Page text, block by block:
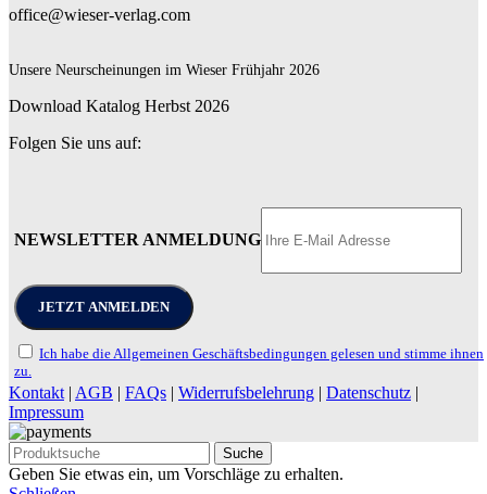
office@wieser-verlag.com
Unsere Neurscheinungen im Wieser Frühjahr 2026
Download Katalog Herbst 2026
Folgen Sie uns auf:
NEWSLETTER ANMELDUNG
Ich habe die Allgemeinen Geschäftsbedingungen gelesen und stimme ihnen
zu.
Kontakt | AGB | FAQs | Widerrufsbelehrung | Datenschutz |
Impressum
Suche
Geben Sie etwas ein, um Vorschläge zu erhalten.